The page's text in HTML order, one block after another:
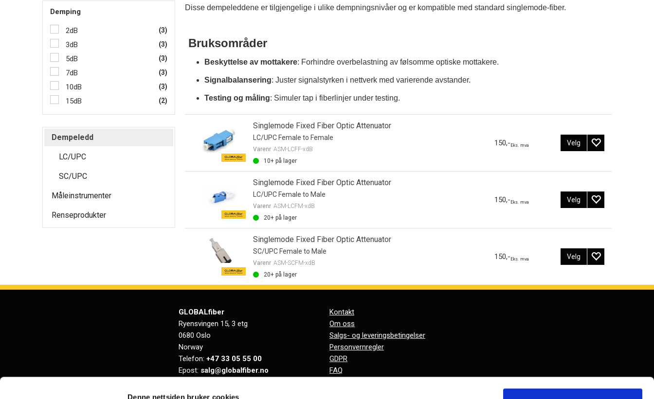
Denne nettsiden bruker cookies
Demping
2dB (3)
3dB (3)
5dB (3)
7dB (3)
10dB (3)
15dB (2)
Dempeledd
LC/UPC
SC/UPC
Måleinstrumenter
Renseprodukter
Disse dempeleddene er tilgjengelige i ulike dempningsnivåer og er kompatible med standard singlemode-fiber.
Bruksområder
Beskyttelse av mottakere: Forhindre overbelastning av følsomme optiske mottakere.
Signalbalansering: Juster signalstyrken i nettverk med varierende avstander.
Testing og måling: Simuler tap i fiberlinjer under testing.
Singlemode Fixed Fiber Optic Attenuator
LC/UPC Female to Female
Varenr ASM-LCFF-xdB
10+på lager
150,- Eks. mva Velg
Singlemode Fixed Fiber Optic Attenuator
LC/UPC Female to Male
Varenr ASM-LCFM-xdB
20+på lager
150,- Eks. mva Velg
Singlemode Fixed Fiber Optic Attenuator
SC/UPC Female to Male
Varenr ASM-SCFM-xdB
20+på lager
150,- Eks. mva Velg
GLOBALfiber
Ryensvingen 15, 3 etg
0680 Oslo
Norway
Telefon: +47 33 05 55 00
Epost: salg@globalfiber.no
Org.nr.: NO 918 065 784
Kontakt
Om oss
Salgs- og leveringsbetingelser
Personvernregler
GDPR
FAQ